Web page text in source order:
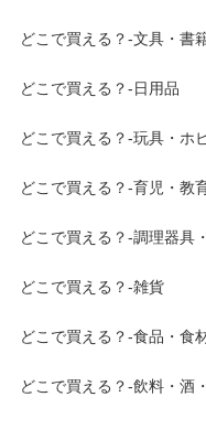
どこで買える？-文具・書
どこで買える？-日用品
どこで買える？-玩具・ホ
どこで買える？-育児・教
どこで買える？-調理器具
どこで買える？-雑貨
どこで買える？-食品・食
どこで買える？-飲料・酒